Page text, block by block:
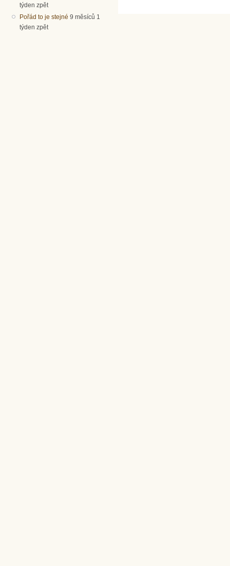
týden zpět
Pořád to je stejné 9 měsíců 1
týden zpět